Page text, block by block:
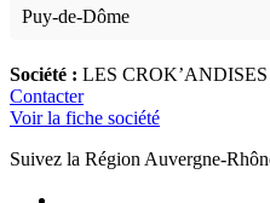
Puy-de-Dôme
Société : LES CROK’ANDISES
Contacter
Voir la fiche société
Suivez la Région Auvergne-